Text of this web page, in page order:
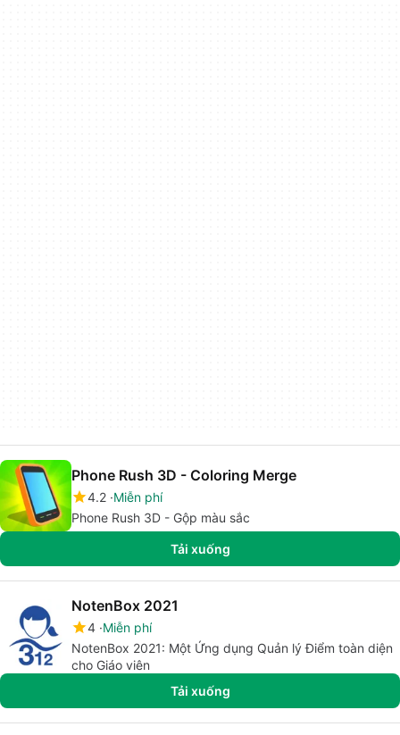
Phone Rush 3D - Coloring Merge
4.2 Miễn phí
Phone Rush 3D - Gộp màu sắc
Tải xuống
NotenBox 2021
4 Miễn phí
NotenBox 2021: Một Ứng dụng Quản lý Điểm toàn diện
cho Giáo viên
Tải xuống